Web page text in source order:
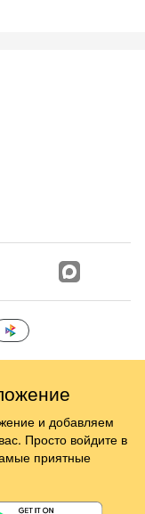
и добавляем
Просто войдите в
приятные